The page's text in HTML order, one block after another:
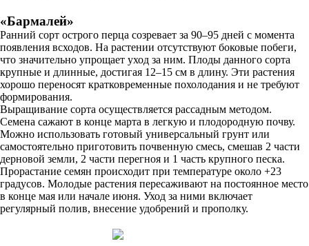
«Бармалей»
Ранний сорт острого перца созревает за 90–95 дней с момента
появления всходов. На растении отсутствуют боковые побеги,
что значительно упрощает уход за ним. Плоды данного сорта
крупные и длинные, достигая 12–15 см в длину. Эти растения
хорошо переносят кратковременные похолодания и не требуют
формирования.
Выращивание сорта осуществляется рассадным методом.
Семена сажают в конце марта в легкую и плодородную почву.
Можно использовать готовый универсальный грунт или
самостоятельно приготовить почвенную смесь, смешав 2 части
дерновой земли, 2 части перегноя и 1 часть крупного песка.
Прорастание семян происходит при температуре около +23
градусов. Молодые растения пересаживают на постоянное место
в конце мая или начале июня. Уход за ними включает
регулярный полив, внесение удобрений и прополку.